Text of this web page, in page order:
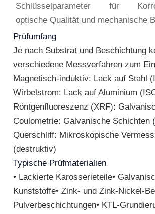
Schlüsselparameter für
optische Qualität und mechanische
Prüfumfang
Je nach Substrat und Beschichtung
verschiedene Messverfahren zum
Magnetisch-induktiv: Lack auf Stahl
Wirbelstrom: Lack auf Aluminium
Röntgenfluoreszenz (XRF):
Coulometrie: Galvanische Schichten
Querschliff: Mikroskopische
(destruktiv)
Typische Prüfmaterialien
• Lackierte Karosserieteile•
Kunststoffe• Zink- und Zink-Nickel-
Pulverbeschichtungen• KTL-